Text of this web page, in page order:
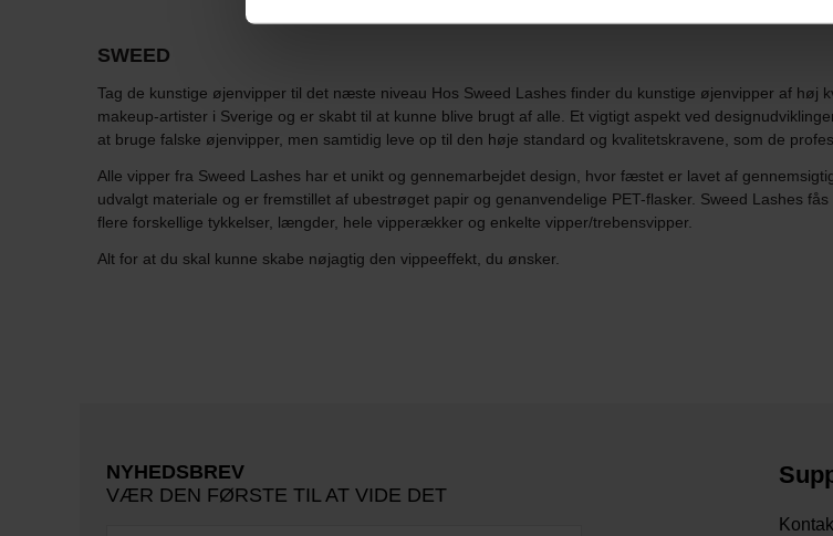
SWEED
Tag de kunstige øjenvipper til det næste niveau Hos Sweed Lashes finder du kunstige øjenvipper af
makeup-artister i Sverige og er skabt til at kunne blive brugt af alle. Et vigtigt aspekt ved
at bruge falske øjenvipper, men samtidig leve op til den høje standard og kvalitetskravene, som de
Alle vipper fra Sweed Lashes har et unikt og gennemarbejdet design, hvor fæstet er lavet af
udvalgt materiale og er fremstillet af ubestrøget papir og genanvendelige PET-flasker. Sweed Lashes
flere forskellige tykkelser, længder, hele vipperækker og enkelte vipper/trebensvipper.
Alt for at du skal kunne skabe nøjagtig den vippeeffekt, du ønsker.
NYHEDSBREV
VÆR DEN FØRSTE TIL AT VIDE DET